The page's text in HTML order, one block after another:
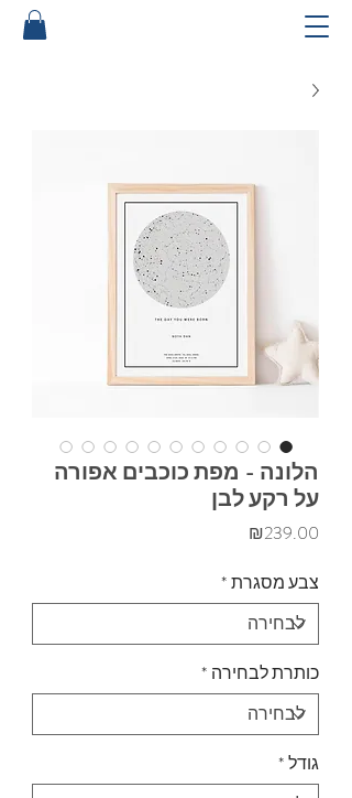
הלונה - מפת כוכבים אפורה
על רקע לבן
₪239.00
צבע מסגרת*
כותרת לבחירה *
גודל*